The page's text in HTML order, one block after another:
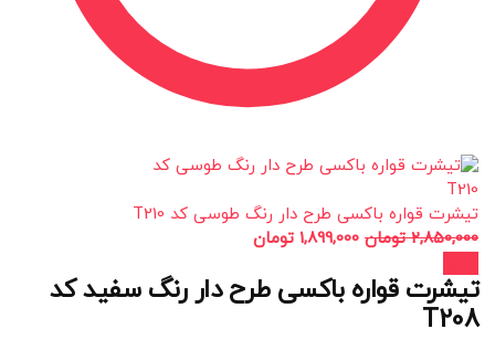
تیشرت قواره باکسی طرح دار رنگ طوسی کد T210
2,850,000 تومان 1,899,000 تومان
تیشرت قواره باکسی طرح دار رنگ سفید کد
T208